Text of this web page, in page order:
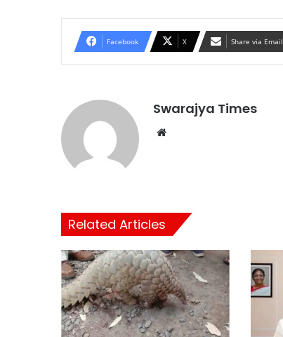
Facebook X Share via Email
Swarajya Times
Related Articles